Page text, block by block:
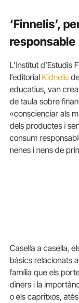
‘Finnelis’,
responsable
L’Institut d’Estudis
l’editorial Kidnelis
educatius, van
de taula sobre
«conscienciar als
dels productes i
consum
nenes i nens de
Casella a casella,
bàsics relacionats
família que els
diners i la
o els capritxos,